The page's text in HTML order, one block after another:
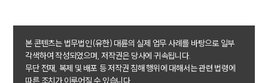
구성원 소개
형사전문변호사
본 콘텐츠는 법무법인(유한) 대륜의 실제 업무 사례를 바탕으로 일부
각색하여 작성되었으며, 저작권은 당사에 귀속됩니다.
무단 전재, 복제 및 배포 등 저작권 침해 행위에 대해서는 관련 법령에
따른 조치가 이루어질 수 있습니다.